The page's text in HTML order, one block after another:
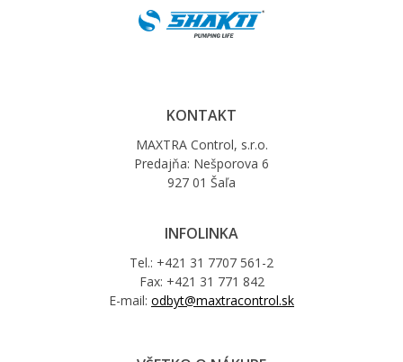
KONTAKT
MAXTRA Control, s.r.o.
Predajňa: Nešporova 6
927 01 Šaľa
INFOLINKA
Tel.: +421 31 7707 561-2
Fax: +421 31 771 842
E-mail: odbyt@maxtracontrol.sk